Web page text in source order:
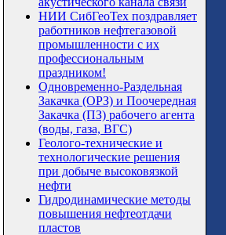
НИИ СибГеоТех поздравляет
работников нефтегазовой
промышленности с их
профессиональным
праздником!
Одновременно-Раздельная
Закачка (ОРЗ) и Поочередная
Закачка (ПЗ) рабочего агента
(воды, газа, ВГС)
Геолого-технические и
технологические решения
при добыче высоковязкой
нефти
Гидродинамические методы
повышения нефтеотдачи
пластов